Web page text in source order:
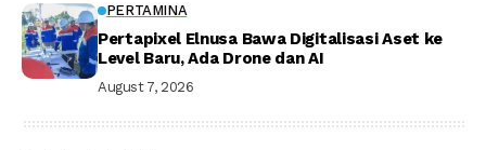
PERTAMINA
Pertapixel Elnusa Bawa Digitalisasi Aset ke
Level Baru, Ada Drone dan AI
August 7, 2026